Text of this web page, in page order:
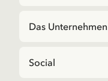
Das Unternehmen
Social